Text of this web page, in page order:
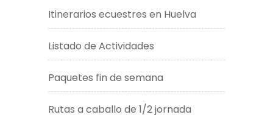
Itinerarios ecuestres en Huelva
Listado de Actividades
Paquetes fin de semana
Rutas a caballo de 1/2 jornada